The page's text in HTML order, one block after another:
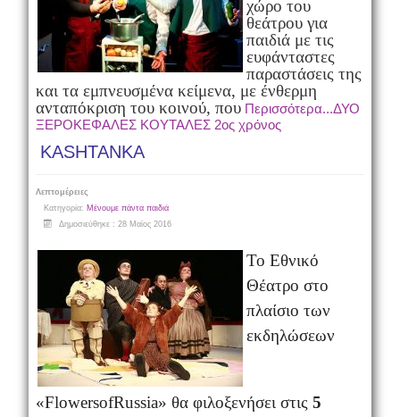
χώρο του
θεάτρου για
παιδιά με τις
ευφάνταστες
παραστάσεις της
και τα εμπνευσμένα κείμενα, με ένθερμη
ανταπόκριση του κοινού, που Περισσότερα...ΔΥΟ
ΞΕΡΟΚΕΦΑΛΕΣ ΚΟΥΤΑΛΕΣ 2ος χρόνος
KASHTANKA
Λεπτομέρειες
Κατηγορία: Μένουμε πάντα παιδιά
Δημοσιεύθηκε : 28 Μαϊος 2016
Το Εθνικό
Θέατρο στο
πλαίσιο των
εκδηλώσεων
«FlowersofRussia» θα φιλοξενήσει στις 5